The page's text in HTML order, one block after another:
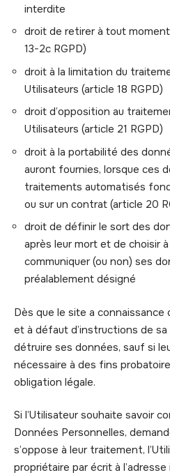
interdite
droit de retirer à tout
13-2c RGPD)
droit à la limitation du
Utilisateurs (article 18 RGPD)
droit d’opposition au
Utilisateurs (article 21 RGPD)
droit à la portabilité des
auront fournies, lorsque ces
traitements automatisés
ou sur un contrat (article 20
droit de définir le sort des
après leur mort et de choisir
communiquer (ou non) ses
préalablement désigné
Dès que le site a connaissance
et à défaut d’instructions de sa
détruire ses données, sauf si
nécessaire à des fins
obligation légale.
Si l’Utilisateur souhaite savoir
Données Personnelles,
s’oppose à leur traitement,
propriétaire par écrit à